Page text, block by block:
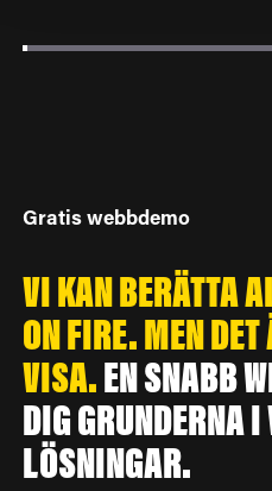
Gratis webbdemo
VI KAN BERÄTTA
ON FIRE. MEN
VISA.EN SNABB
DIG GRUNDERNA I
LÖSNINGAR.